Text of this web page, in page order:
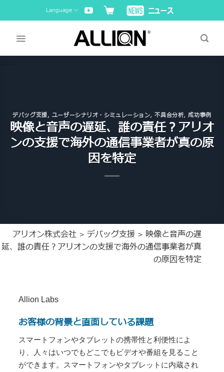
to
Language
デバッグ支援, ユーザーシナリオ・シミュレーション,不具合分析,成功事例
映像と音声の遅延、誰の責任？アリオ
ンの支援で海外の通信事業者が真の原
因を特定
アリオン株式会社 >デバッグ支援 > 映像と音声の遅
延、誰の責任？アリオンの支援で海外の通信事業者が真
の原因を特定
Allion Labs
お客様の背景と直面している課題
スマートフォンやタブレットの携帯性と利便性によ
り、人々はいつでもどこでもビデオや番組を見ること
ができます。スマートフォンやタブレットに内蔵され